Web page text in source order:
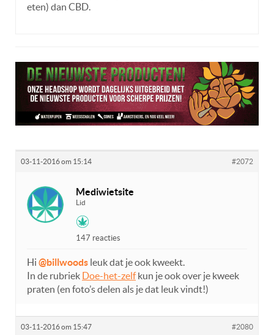
eten) dan CBD.
03-11-2016 om 15:14 #2072
Mediwietsite
Lid
147 reacties
Hi @billwoods leuk dat je ook kweekt.
In de rubriek Doe-het-zelfkun je ook over je kweek
praten (en foto’s delen als je dat leuk vindt!)
03-11-2016 om 15:47 #2080